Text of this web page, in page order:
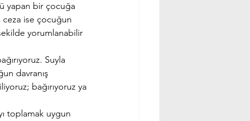
yapan bir çocuğa
ceza ise çocuğun
yorumlanabilir
Suyla
davranış
bağırıyoruz ya
toplamak uygun